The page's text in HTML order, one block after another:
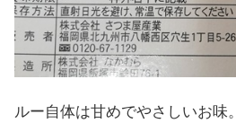
ルー自体は甘めでやさしいお味。